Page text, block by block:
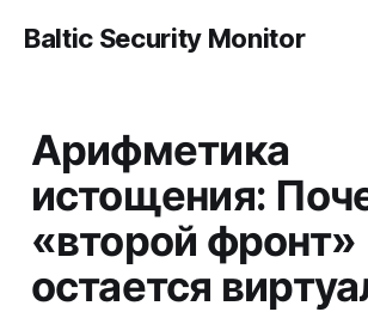
Baltic Security Monitor
Арифметика
истощения:
«второй фронт»
остается